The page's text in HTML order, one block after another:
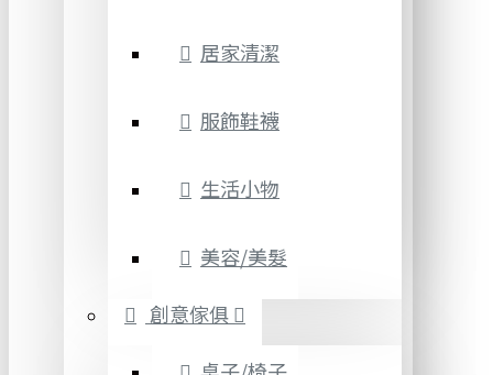
居家清潔
服飾鞋襪
生活小物
美容/美髮
創意傢俱